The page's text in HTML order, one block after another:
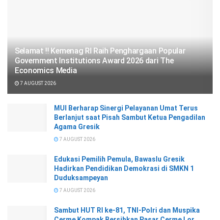
Selamat !! Kemenag RI Raih Penghargaan Popular
Government Institutions Award 2026 dari The
Economics Media
7 AUGUST 2026
MUI Berharap Sinergi Pelayanan Umat Terus
Berlanjut saat Pisah Sambut Ketua Pengadilan
Agama Gresik
7 AUGUST 2026
Edukasi Pemilih Pemula, Bawaslu Gresik
Hadirkan Pendidikan Demokrasi di SMKN 1
Duduksampeyan
7 AUGUST 2026
Sambut HUT RI ke-81, TNI-Polri dan Muspika